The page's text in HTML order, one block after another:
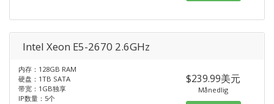
Intel Xeon E5-2670 2.6GHz
内存：128GB RAM
硬盘：1TB SATA
带宽：1GB独享
IP数量：5个
$239.99美元
Månedlig